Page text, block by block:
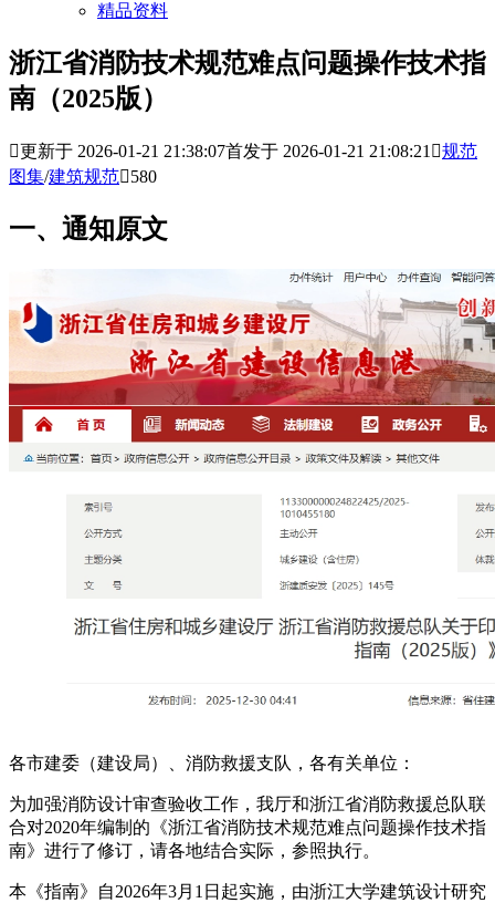
精品资料
浙江省消防技术规范难点问题操作技术指
南（2025版）
更新于 2026-01-21 21:38:07首发于 2026-01-21 21:08:21 规范
图集/建筑规范580
一、通知原文
各市建委（建设局）、消防救援支队，各有关单位：
为加强消防设计审查验收工作，我厅和浙江省消防救援总队联
合对2020年编制的《浙江省消防技术规范难点问题操作技术指
南》进行了修订，请各地结合实际，参照执行。
本《指南》自2026年3月1日起实施，由浙江大学建筑设计研究